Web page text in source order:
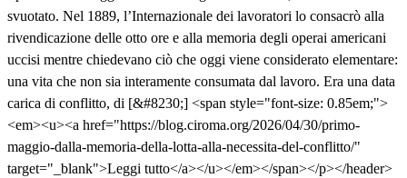
svuotato. Nel 1889, l’Internazionale dei lavoratori lo consacrò alla
rivendicazione delle otto ore e alla memoria degli operai americani
uccisi mentre chiedevano ciò che oggi viene considerato elementare:
una vita che non sia interamente consumata dal lavoro. Era una data
carica di conflitto, di [&#8230;] <span style="font-size: 0.85em;">
<em><u><a href="https://blog.ciroma.org/2026/04/30/primo-
maggio-dalla-memoria-della-lotta-alla-necessita-del-conflitto/"
target="_blank">Leggi tutto</a></u></em></span></p></header>